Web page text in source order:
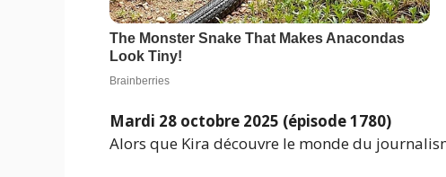
Mardi 28 octobre 2025 (épisode 1780)
Alors que Kira découvre le monde du